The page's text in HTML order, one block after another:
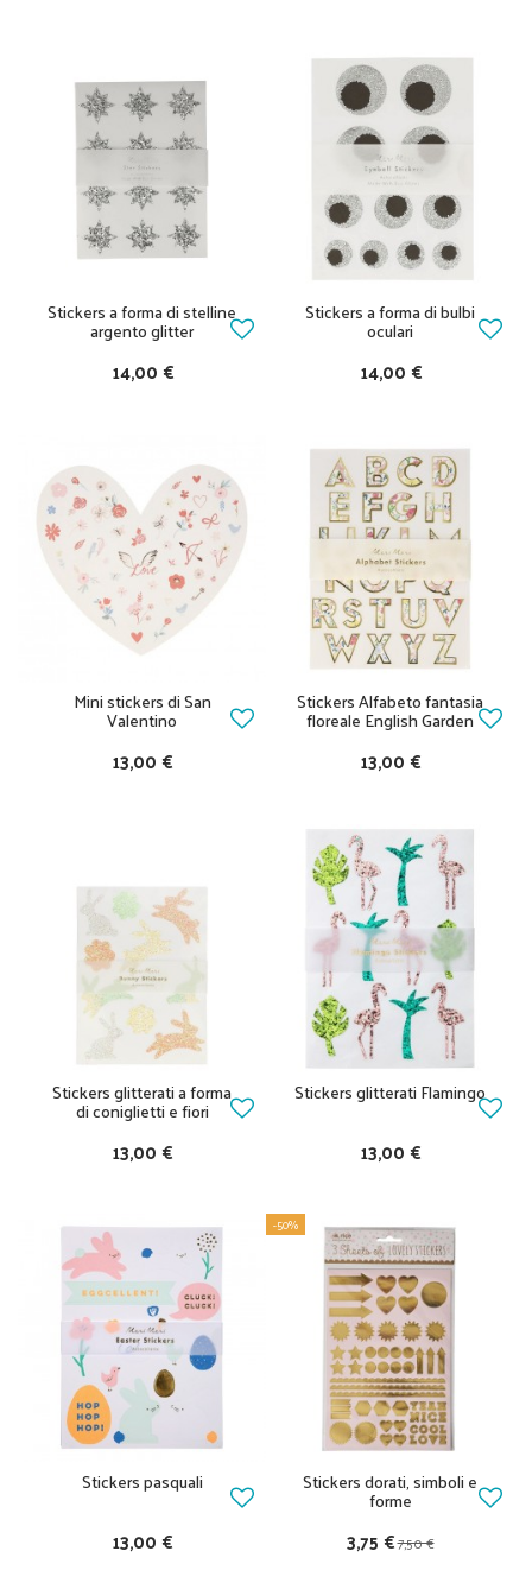
Stickers a forma di stelline
argento glitter
14,00 €
Stickers a forma di bulbi
oculari
14,00 €
Mini stickers di San
Valentino
13,00 €
Stickers Alfabeto fantasia
floreale English Garden
13,00 €
Stickers glitterati a forma
di coniglietti e fiori
13,00 €
Stickers glitterati Flamingo
13,00 €
Stickers pasquali
13,00 €
-50%
Stickers dorati, simboli e
forme
3,75 €7,50 €